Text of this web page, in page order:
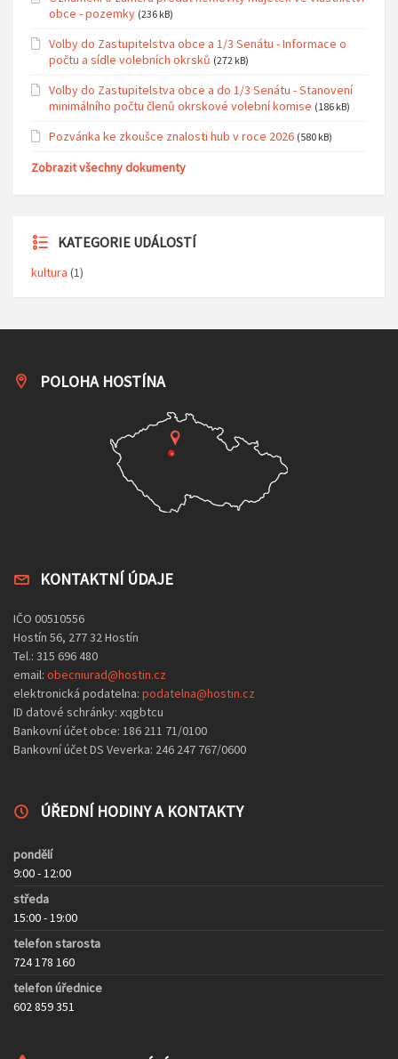
obce - pozemky (236 kB)
Volby do Zastupitelstva obce a 1/3 Senátu - Informace o
počtu a sídle volebních okrsků (272 kB)
Volby do Zastupitelstva obce a do 1/3 Senátu - Stanovení
minimálního počtu členů okrskové volební komise (186 kB)
Pozvánka ke zkoušce znalosti hub v roce 2026 (580 kB)
Zobrazit všechny dokumenty
KATEGORIE UDÁLOSTÍ
kultura (1)
POLOHA HOSTÍNA
KONTAKTNÍ ÚDAJE
IČO 00510556
Hostín 56, 277 32 Hostín
Tel.: 315 696 480
email: obecniurad@hostin.cz
elektronická podatelna: podatelna@hostin.cz
ID datové schránky: xqgbtcu
Bankovní účet obce: 186 211 71/0100
Bankovní účet DS Veverka: 246 247 767/0600
ÚŘEDNÍ HODINY A KONTAKTY
pondělí
9:00 - 12:00
středa
15:00 - 19:00
telefon starosta
724 178 160
telefon úřednice
602 859 351